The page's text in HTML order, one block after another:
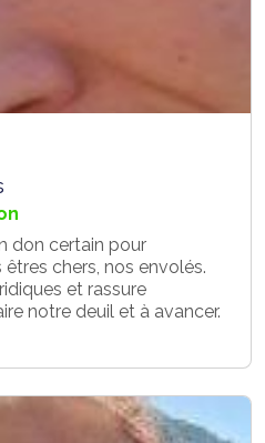
don certain pour
chers, nos envolés.
et rassure
notre deuil et à avancer.